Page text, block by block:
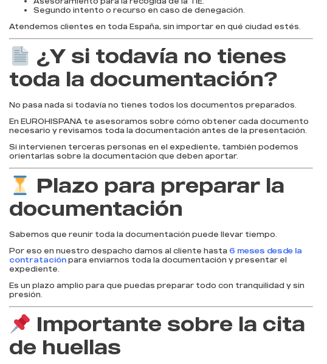
Segundo intento o recurso en caso de denegación.
Atendemos clientes en toda España, sin importar en qué ciudad estés.
¿Y si todavía no tienes
toda la documentación?
No pasa nada si todavía no tienes todos los documentos preparados.
En EUROHISPANA te asesoramos sobre cómo obtener cada documento
necesario y revisamos toda la documentación antes de la presentación.
Si intervienen terceras personas en el expediente, también podemos
orientarlas sobre la documentación que deben aportar.
Plazo para preparar la
documentación
Sabemos que reunir toda la documentación puede llevar tiempo.
Por eso en nuestro despacho damos al cliente hasta 6 meses desde la
contratación para enviarnos toda la documentación y presentar el
expediente.
Es un plazo amplio para que puedas preparar todo con tranquilidad y sin
presión.
Importante sobre la cita
de huellas